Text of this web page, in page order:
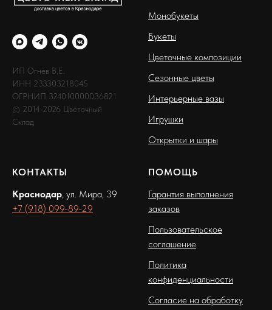
ИП Огнев В.Е.
ИНН 233303218045
ОГРНИП 324010000036821
© 2014-2026 Цветочный
Склад
Монобукеты
Букеты
Цветочные композиции
Сезонные цветы
Интерьерные вазы
Игрушки
Открытки и шары
КОНТАКТЫ
Краснодар, ул. Мира, 39
+7 (918) 099-89-29
ПОМОЩЬ
Гарантия выполнения
заказов
Пользовательское
соглашение
Политика
конфиденциальности
Согласие на обработку